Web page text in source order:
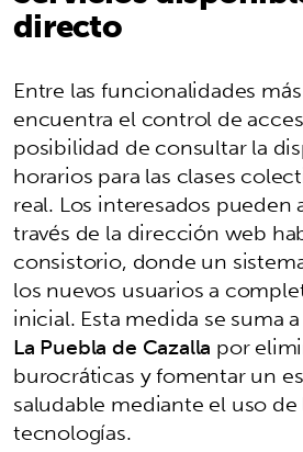
directo
Entre las funcionalidades
encuentra el control de
posibilidad de consultar la
horarios para las clases
real. Los interesados pueden
través de la dirección web
consistorio, donde un
los nuevos usuarios a
inicial. Esta medida se suma
La Puebla de Cazalla por
burocráticas y fomentar un
saludable mediante el uso de
tecnologías.